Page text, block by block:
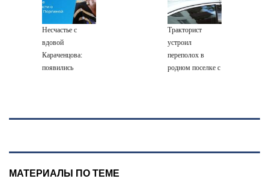
дипломатам
Несчастье с
вдовой
Караченцова:
появились
Поргиной
Тракторист
устроил
переполох в
родном поселке с
МАТЕРИАЛЫ ПО ТЕМЕ